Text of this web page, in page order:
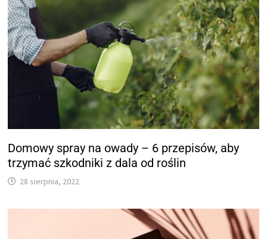
Domowy spray na owady – 6 przepisów, aby
trzymać szkodniki z dala od roślin
28 sierpnia, 2022